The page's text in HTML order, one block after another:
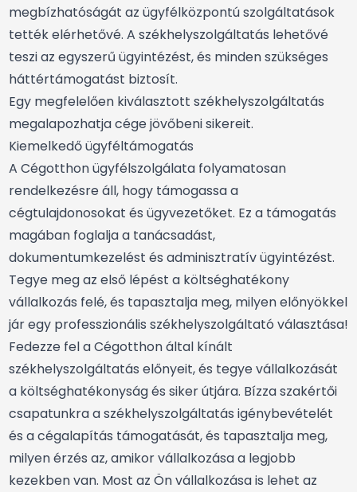
megbízhatóságát az ügyfélközpontú szolgáltatások
tették elérhetővé. A székhelyszolgáltatás lehetővé
teszi az egyszerű ügyintézést, és minden szükséges
háttértámogatást biztosít.
Egy megfelelően kiválasztott székhelyszolgáltatás
megalapozhatja cége jövőbeni sikereit.
Kiemelkedő ügyféltámogatás
A Cégotthon ügyfélszolgálata folyamatosan
rendelkezésre áll, hogy támogassa a
cégtulajdonosokat és ügyvezetőket. Ez a támogatás
magában foglalja a tanácsadást,
dokumentumkezelést és adminisztratív ügyintézést.
Tegye meg az első lépést a költséghatékony
vállalkozás felé, és tapasztalja meg, milyen előnyökkel
jár egy professzionális székhelyszolgáltató választása!
Fedezze fel a Cégotthon által kínált
székhelyszolgáltatás előnyeit, és tegye vállalkozását
a költséghatékonyság és siker útjára. Bízza szakértői
csapatunkra a székhelyszolgáltatás igénybevételét
és a cégalapítás támogatását, és tapasztalja meg,
milyen érzés az, amikor vállalkozása a legjobb
kezekben van. Most az Ön vállalkozása is lehet az